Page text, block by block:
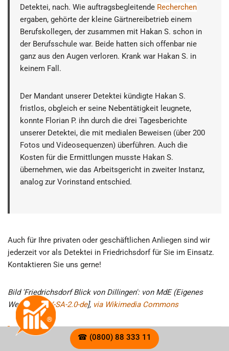
Detektei, nach. Wie auftragsbegleitende Recherchen
ergaben, gehörte der kleine Gärtnereibetrieb einem
Berufskollegen, der zusammen mit Hakan S. schon in
der Berufsschule war. Beide hatten sich offenbar nie
ganz aus den Augen verloren. Krank war Hakan S. in
keinem Fall.
Der Mandant unserer Detektei kündigte Hakan S.
fristlos, obgleich er seine Nebentätigkeit leugnete,
konnte Florian P. ihn durch die drei Tagesberichte
unserer Detektei, die mit medialen Beweisen (über 200
Fotos und Videosequenzen) überführen. Auch die
Kosten für die Ermittlungen musste Hakan S.
übernehmen, wie das Arbeitsgericht in zweiter Instanz,
analog zur Vorinstand entschied.
Auch für Ihre privaten oder geschäftlichen Anliegen sind wir
jederzeit vor als Detektei in Friedrichsdorf für Sie im Einsatz.
Kontaktieren Sie uns gerne!
Bild 'Friedrichsdorf Blick von Dillingen': von MdE (Eigenes
Werk) [
CC-BY-SA-2.0-de], via Wikimedia Commons
Kontaktaufnahmeerreichen Sie unsere
☎ (0800) 88 333 11